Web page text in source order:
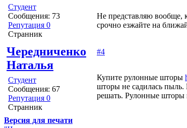
Студент
Сообщения: 73
Репутация 0
Странник
Не представляю вообще,
срочно езжайте на
Чередниченко
Наталья
Студент
Сообщения: 67
Репутация 0
Странник
#4
Купите рулонные шторы
шторы не садилась пыль.
решать. Рулонные шторы
Версия для печати